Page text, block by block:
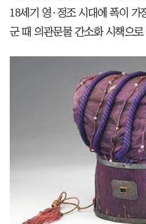
18세기 영·정조 시대에 폭이 가
군 때 의관문물 간소화 시책으